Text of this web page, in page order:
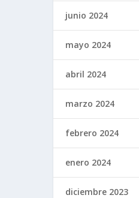
junio 2024
mayo 2024
abril 2024
marzo 2024
febrero 2024
enero 2024
diciembre 2023